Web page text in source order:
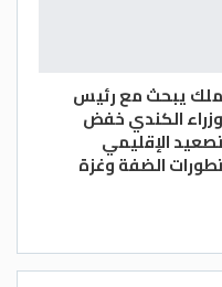
يبحث مع رئيس
الكندي خفض
الإقليمي
الضفة وغزة